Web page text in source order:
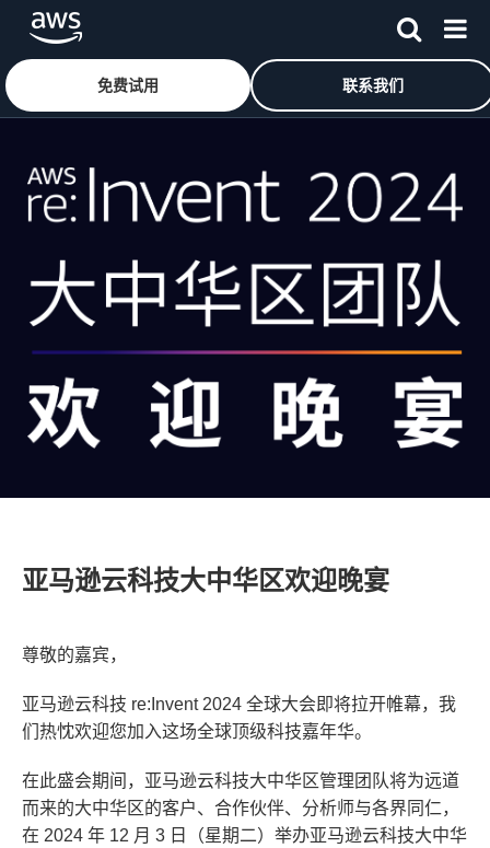
免费试用 联系我们
亚马逊云科技大中华区欢迎晚宴
尊敬的嘉宾，
亚马逊云科技 re:Invent 2024 全球大会即将拉开帷幕，我
们热忱欢迎您加入这场全球顶级科技嘉年华。
在此盛会期间，亚马逊云科技大中华区管理团队将为远道
而来的大中华区的客户、合作伙伴、分析师与各界同仁，
在 2024 年 12 月 3 日（星期二）举办亚马逊云科技大中华